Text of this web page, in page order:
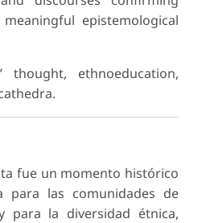
epistemological
thought, ethnoeducation,
fue un momento histórico
para las comunidades de
para la diversidad étnica,